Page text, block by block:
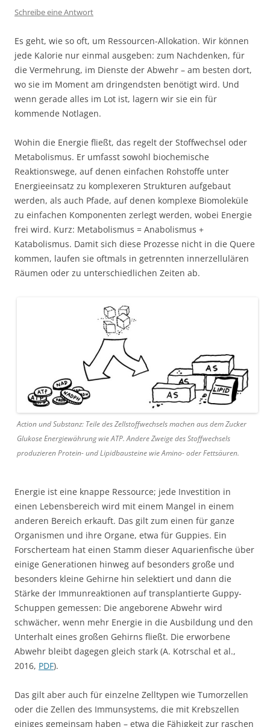
Schreibe eine Antwort
Es geht, wie so oft, um Ressourcen-Allokation. Wir können
jede Kalorie nur einmal ausgeben: zum Nachdenken, für
die Vermehrung, im Dienste der Abwehr – am besten dort,
wo sie im Moment am dringendsten benötigt wird. Und
wenn gerade alles im Lot ist, lagern wir sie ein für
kommende Notlagen.
Wohin die Energie fließt, das regelt der Stoffwechsel oder
Metabolismus. Er umfasst sowohl biochemische
Reaktionswege, auf denen einfachen Rohstoffe unter
Energieeinsatz zu komplexeren Strukturen aufgebaut
werden, als auch Pfade, auf denen komplexe Biomoleküle
zu einfachen Komponenten zerlegt werden, wobei Energie
frei wird. Kurz: Metabolismus = Anabolismus +
Katabolismus. Damit sich diese Prozesse nicht in die Quere
kommen, laufen sie oftmals in getrennten innerzellulären
Räumen oder zu unterschiedlichen Zeiten ab.
Action und Substanz: Teile des Zellstoffwechsels machen aus dem Zucker
Glukose Energiewährung wie ATP. Andere Zweige des Stoffwechsels
produzieren Protein- und Lipidbausteine wie Amino- oder Fettsäuren.
Energie ist eine knappe Ressource; jede Investition in
einen Lebensbereich wird mit einem Mangel in einem
anderen Bereich erkauft. Das gilt zum einen für ganze
Organismen und ihre Organe, etwa für Guppies. Ein
Forscherteam hat einen Stamm dieser Aquarienfische über
einige Generationen hinweg auf besonders große und
besonders kleine Gehirne hin selektiert und dann die
Stärke der Immunreaktionen auf transplantierte Guppy-
Schuppen gemessen: Die angeborene Abwehr wird
schwächer, wenn mehr Energie in die Ausbildung und den
Unterhalt eines großen Gehirns fließt. Die erworbene
Abwehr bleibt dagegen gleich stark (A. Kotrschal et al.,
2016, PDF).
Das gilt aber auch für einzelne Zelltypen wie Tumorzellen
oder die Zellen des Immunsystems, die mit Krebszellen
einiges gemeinsam haben – etwa die Fähigkeit zur raschen